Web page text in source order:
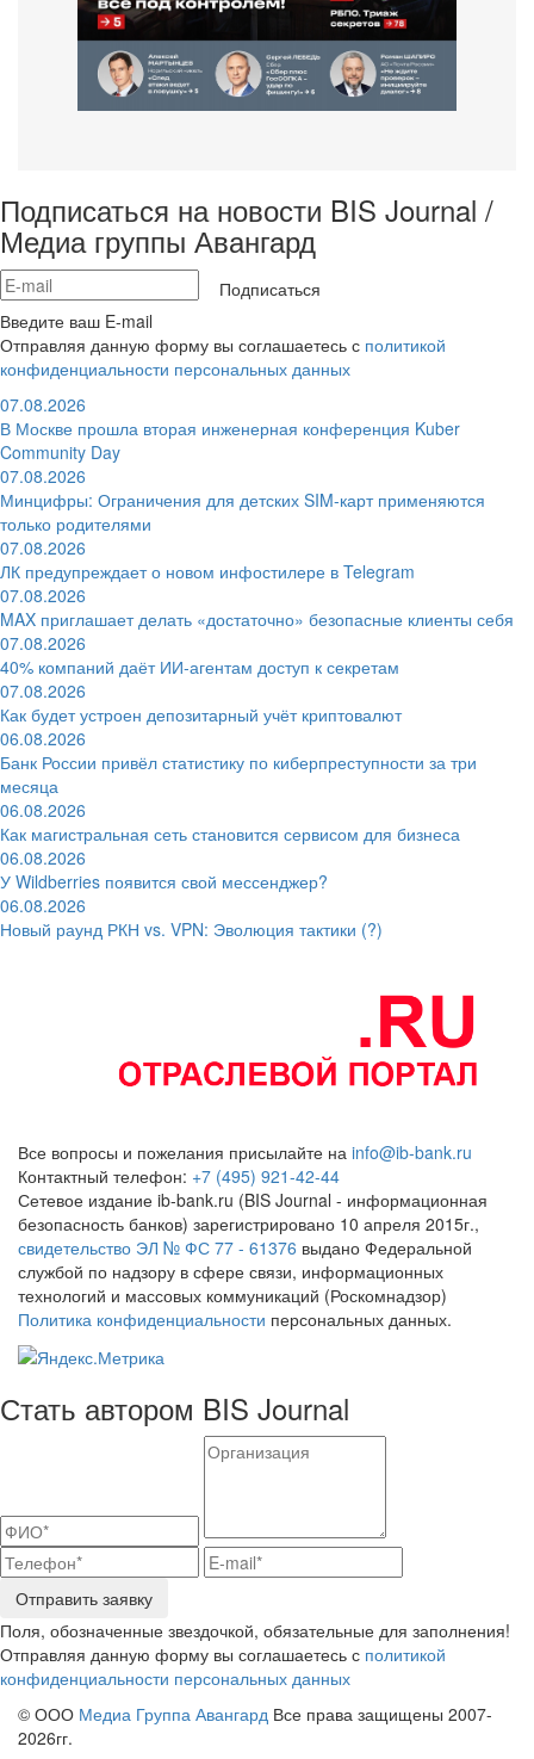
Подписаться на новости BIS Journal /
Медиа группы Авангард
Подписаться
Введите ваш E-mail
Отправляя данную форму вы соглашаетесь с политикой
конфиденциальности персональных данных
07.08.2026
В Москве прошла вторая инженерная конференция Kuber
Community Day
07.08.2026
Минцифры: Ограничения для детских SIM-карт применяются
только родителями
07.08.2026
ЛК предупреждает о новом инфостилере в Telegram
07.08.2026
MAX приглашает делать «достаточно» безопасные клиенты себя
07.08.2026
40% компаний даёт ИИ‑агентам доступ к секретам
07.08.2026
Как будет устроен депозитарный учёт криптовалют
06.08.2026
Банк России привёл статистику по киберпреступности за три
месяца
06.08.2026
Как магистральная сеть становится сервисом для бизнеса
06.08.2026
У Wildberries появится свой мессенджер?
06.08.2026
Новый раунд РКН vs. VPN: Эволюция тактики (?)
Все вопросы и пожелания присылайте на info@ib-bank.ru
Контактный телефон: +7 (495) 921-42-44
Сетевое издание ib-bank.ru (BIS Journal - информационная
безопасность банков) зарегистрировано 10 апреля 2015г.,
свидетельство ЭЛ № ФС 77 - 61376 выдано Федеральной
службой по надзору в сфере связи, информационных
технологий и массовых коммуникаций (Роскомнадзор)
Политика конфиденциальности персональных данных.
Стать автором BIS Journal
Отправить заявку
Поля, обозначенные звездочкой, обязательные для заполнения!
Отправляя данную форму вы соглашаетесь с политикой
конфиденциальности персональных данных
© ООО Медиа Группа Авангард Все права защищены 2007-
2026гг.